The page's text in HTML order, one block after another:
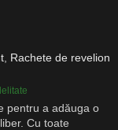
Rachete de revelion
pentru a adăuga o
Cu toate